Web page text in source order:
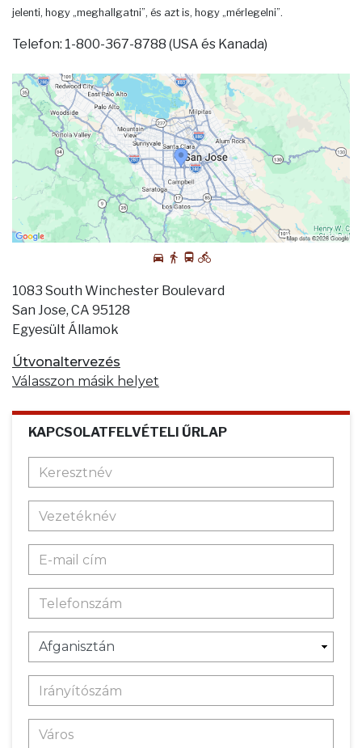
jelenti, hogy „meghallgatni”, és azt is, hogy „mérlegelni”.
Telefon: 1-800-367-8788 (USA és Kanada)
1083 South Winchester Boulevard
San Jose, CA 95128
Egyesült Államok
Útvonaltervezés
Válasszon másik helyet
KAPCSOLATFELVÉTELI ŰRLAP